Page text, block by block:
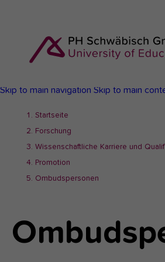
Skip to main navigation Skip to main
here:
Startseite
Forschung
Wissenschaftliche Karriere und
Promotion
Ombudspersonen